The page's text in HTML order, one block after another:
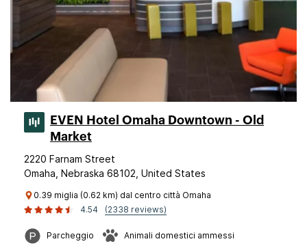
EVEN Hotel Omaha Downtown - Old
Market
2220 Farnam Street
Omaha, Nebraska 68102, United States
0.39 miglia (0.62 km) dal centro città Omaha
4.54
(2338 reviews)
Parcheggio Animali domestici ammessi